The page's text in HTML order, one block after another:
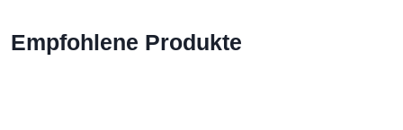
Empfohlene Produkte